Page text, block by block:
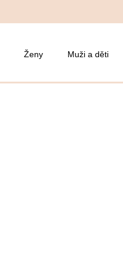
Ženy Muži a děti